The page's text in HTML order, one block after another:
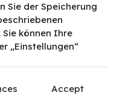
Sie der Speicherung
können Ihre
„Einstellungen“
Accept